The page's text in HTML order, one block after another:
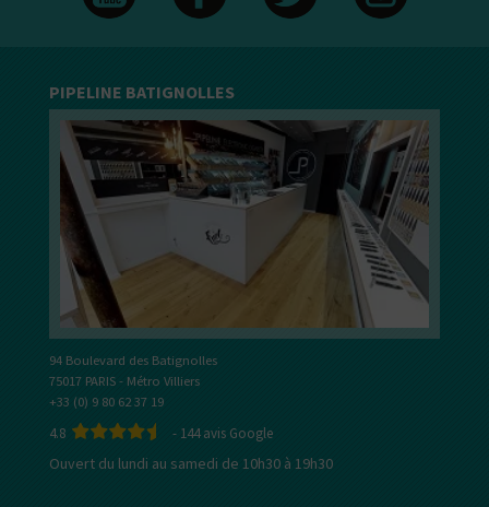
PIPELINE BATIGNOLLES
94 Boulevard des Batignolles
75017 PARIS - Métro Villiers
+33 (0) 9 80 62 37 19
4.8 - 144avis Google
Ouvert du lundi au samedi de 10h30 à 19h30